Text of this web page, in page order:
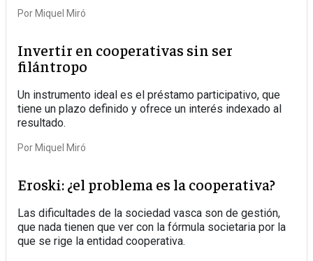
Por Miquel Miró
Invertir en cooperativas sin ser
filántropo
Un instrumento ideal es el préstamo participativo, que
tiene un plazo definido y ofrece un interés indexado al
resultado.
Por Miquel Miró
Eroski: ¿el problema es la cooperativa?
Las dificultades de la sociedad vasca son de gestión,
que nada tienen que ver con la fórmula societaria por la
que se rige la entidad cooperativa.